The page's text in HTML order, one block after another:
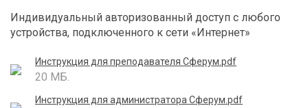
Индивидуальный авторизованный доступ с любого
устройства, подключенного к сети «Интернет»
Инструкция для преподавателя Сферум.pdf
20 МБ.
Инструкция для администратора Сферум.pdf